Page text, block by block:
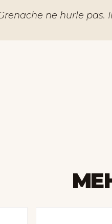
ne hurle pas.